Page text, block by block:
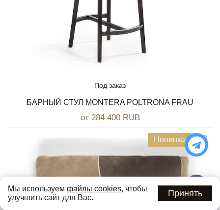
Под заказ
БАРНЫЙ СТУЛ MONTERA POLTRONA FRAU
от 284 400 RUB
Новинка
Мы используем файлы cookies, чтобы
улучшить сайт для Вас.
Принять